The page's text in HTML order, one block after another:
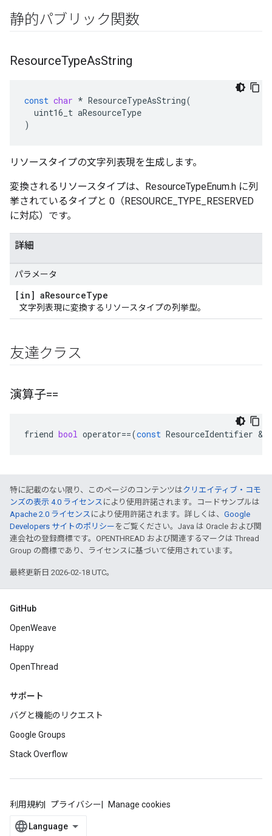
静的パブリック関数
ResourceTypeAsString
const char * ResourceTypeAsString(
uint16_t aResourceType
)
リソースタイプの文字列表現を生成します。
変換されるリソースタイプは、ResourceTypeEnum.h に列
挙されているタイプと 0（RESOURCE_TYPE_RESERVED
に対応）です。
詳細
パラメータ
[in] aResourceType
文字列表現に変換するリソースタイプの列挙型。
友達クラス
演算子==
friend bool operator==(const ResourceIdentifier &
特に記載のない限り、このページのコンテンツはクリエイティブ・コモ
ンズの表示 4.0 ライセンス により使用許諾されます。コードサンプルは
Apache 2.0 ライセンス により使用許諾されます。詳しくは、 Google
Developers サイトのポリシー をご覧ください。Java は Oracle および関
連会社の登録商標です。OPENTHREAD および関連するマークは Thread
Group の商標であり、ライセンスに基づいて使用されています。
最終更新日 2026-02-18 UTC。
GitHub
OpenWeave
Happy
OpenThread
サポート
バグと機能のリクエスト
Google Groups
Stack Overflow
利用規約 プライバシー Manage cookies